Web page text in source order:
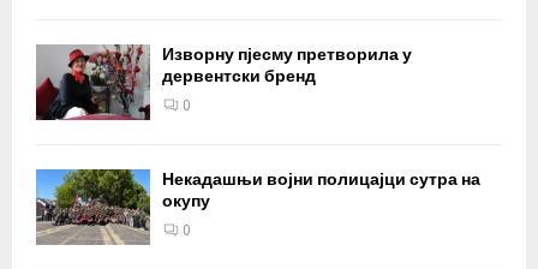
Изворну пјесму претворила у
дервентски бренд
0
Некадашњи војни полицајци сутра на
окупу
0